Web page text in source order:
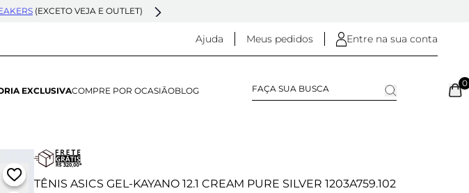
(EXCETO VEJA E OUTLET)
Ajuda Meus pedidos Entre na sua conta
EXCLUSIVACOMPRE POR OCASIÃOBLOG
0
TÊNIS ASICS GEL-KAYANO 12.1 CREAM PURE SILVER 1203A759.102